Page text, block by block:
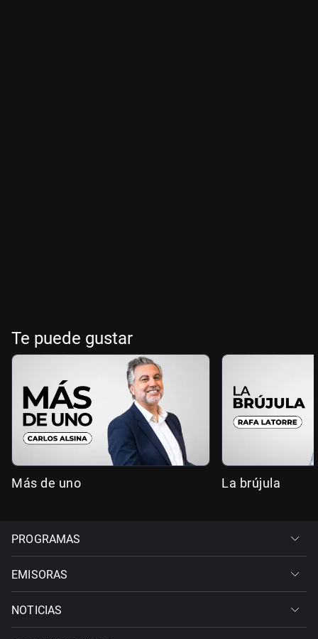
Te puede gustar
Más de uno La brújula
PROGRAMAS
EMISORAS
NOTICIAS